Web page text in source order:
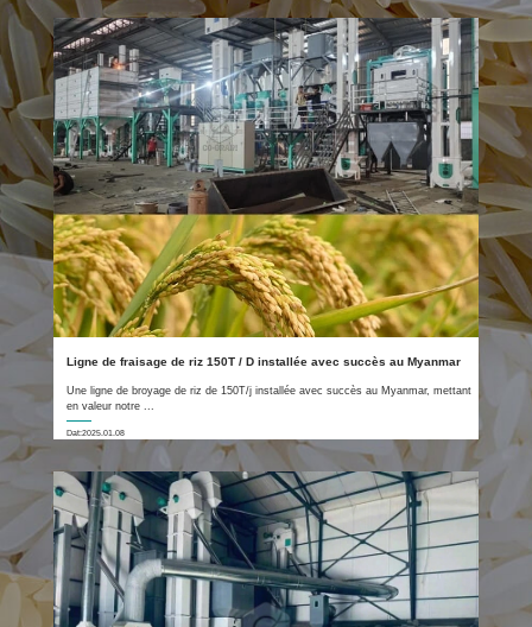
Ligne de fraisage de riz 150T / D installée avec succès au Myanmar
Une ligne de broyage de riz de 150T/j installée avec succès au Myanmar, mettant
en valeur notre ...
Dat:2025.01.08